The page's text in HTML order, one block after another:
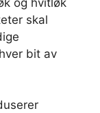
skal
bit av